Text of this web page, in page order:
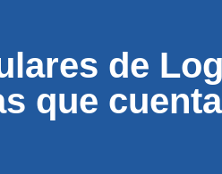
de
que